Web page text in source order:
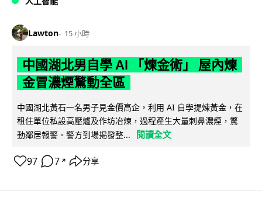
Lawton 15 小時
中國湖北男自學 AI 「煉金術」 屋內煉
金冒濃煙驚動全區
中國湖北黃石一名男子見金價高企，利用 AI 自學提煉黃金，在
租住單位私設高壓爐及作坊冶煉，過程產生大量刺鼻濃煙，驚
動鄰居報警。警方到場揭發整...
閱讀全文
97 7 ↗ 分享